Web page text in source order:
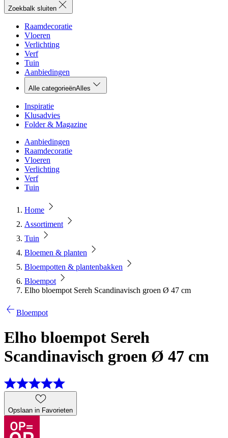
Zoekbalk sluiten
Raamdecoratie
Vloeren
Verlichting
Verf
Tuin
Aanbiedingen
Alle categorieënAlles
Inspiratie
Klusadvies
Folder & Magazine
Aanbiedingen
Raamdecoratie
Vloeren
Verlichting
Verf
Tuin
Home
Assortiment
Tuin
Bloemen & planten
Bloempotten & plantenbakken
Bloempot
Elho bloempot Sereh Scandinavisch groen Ø 47 cm
Bloempot
Elho bloempot Sereh
Scandinavisch groen Ø 47 cm
Opslaan in Favorieten